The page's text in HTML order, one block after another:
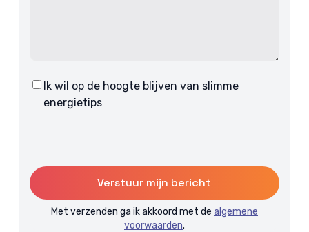
Consent
Ik wil op de hoogte blijven van slimme
energietips
Met verzenden ga ik akkoord met de algemene
voorwaarden.